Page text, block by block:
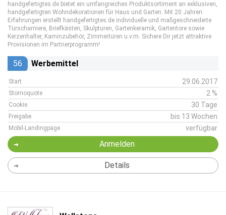
handgefertigtes.de bietet ein umfangreiches Produktsortiment an exklusiven,
handgefertigten Wohndekorationen für Haus und Garten. Mit 20 Jahren
Erfahrungen erstellt handgefertigtes.de individuelle und maßgeschneiderte
Türscharniere, Briefkästen, Skulpturen, Gartenkeramik, Gartentore sowie
Kerzenhalter, Kaminzubehör, Zimmertüren u.v.m. Sichere Dir jetzt attraktive
Provisionen im Partnerprogramm!
56 Werbemittel
Start 29.06.2017
Stornoquote 2 %
Cookie 30 Tage
Freigabe bis 13 Wochen
Mobil-Landingpage verfügbar
Anmelden
Details